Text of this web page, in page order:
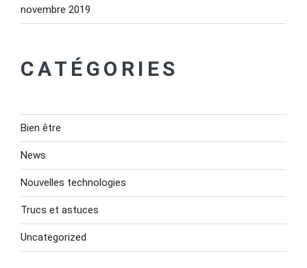
novembre 2019
CATÉGORIES
Bien être
News
Nouvelles technologies
Trucs et astuces
Uncategorized